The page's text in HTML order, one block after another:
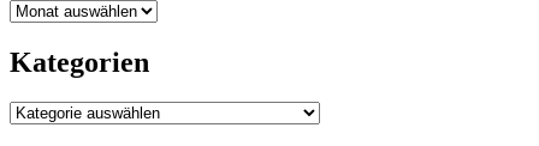
Archiv
Kategorien
Kategorien